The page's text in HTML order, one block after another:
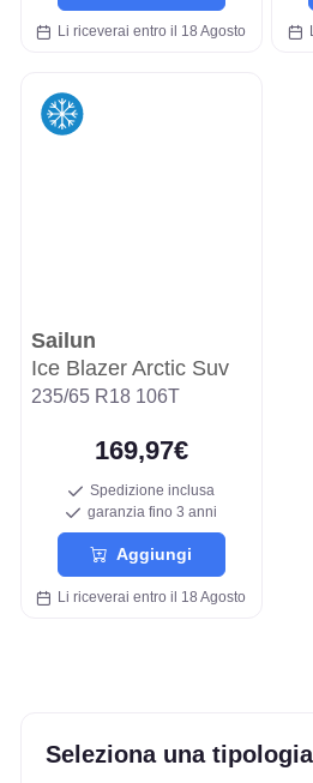
Li riceverai entro il 18 Agosto
Sailun
Ice Blazer Arctic Suv
235/65 R18 106T
169,97€
Spedizione inclusa
garanzia fino 3 anni
Aggiungi
Li riceverai entro il 18 Agosto
Seleziona una